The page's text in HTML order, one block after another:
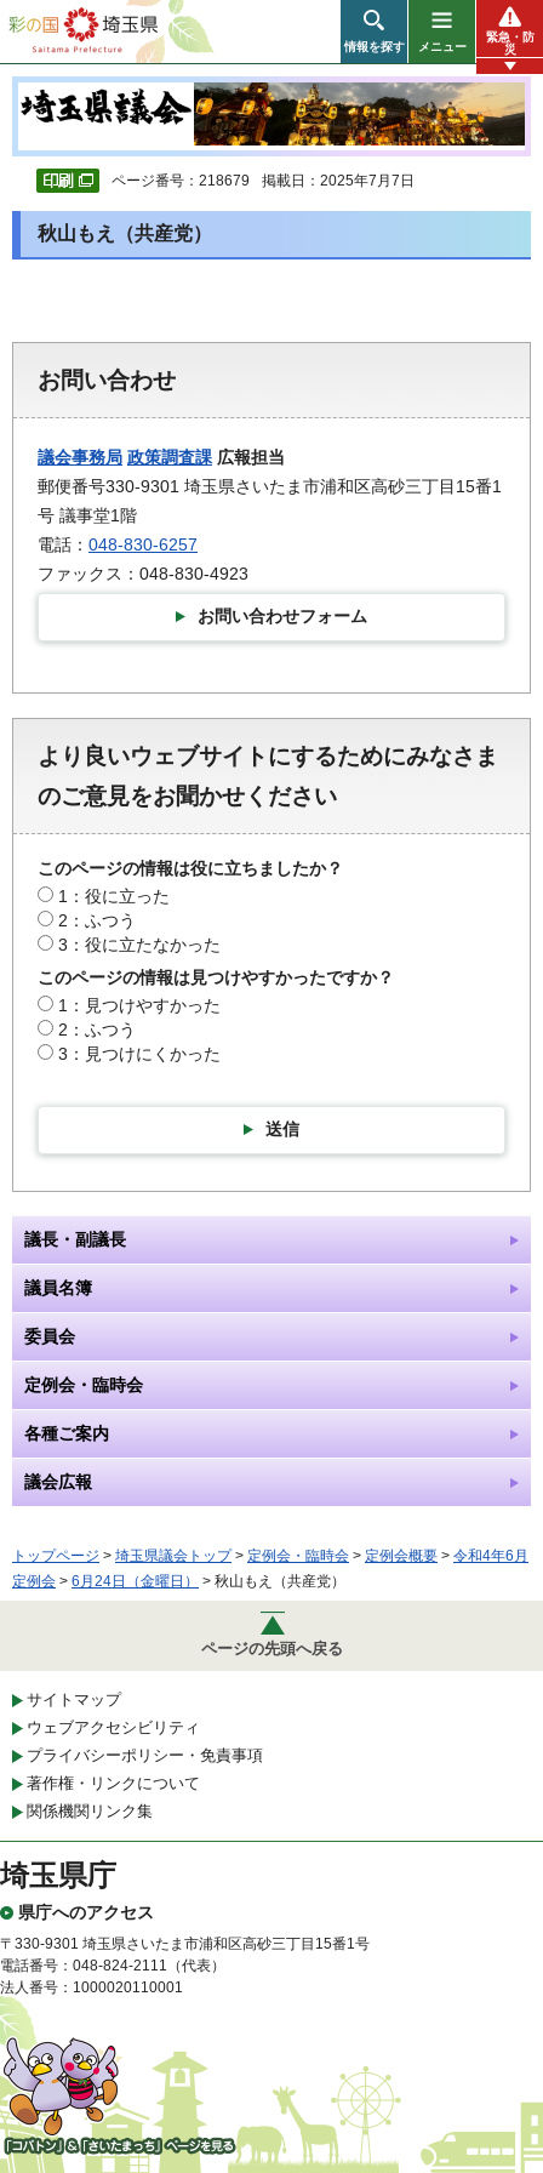
彩の国 埼玉県
情報を探す メニュー
緊急・防
災
ページ番号：218679 掲載日：2025年7月7日
秋山もえ（共産党）
お問い合わせ
議会事務局 政策調査課 広報担当
郵便番号330-9301 埼玉県さいたま市浦和区高砂三丁目15番1
号 議事堂1階
電話： 048-830-6257
ファックス：048-830-4923
お問い合わせフォーム
より良いウェブサイトにするためにみなさま
のご意見をお聞かせください
このページの情報は役に立ちましたか？
1：役に立った
2：ふつう
3：役に立たなかった
このページの情報は見つけやすかったですか？
1：見つけやすかった
2：ふつう
3：見つけにくかった
送信
議長・副議長
議員名簿
委員会
定例会・臨時会
各種ご案内
議会広報
トップページ > 埼玉県議会トップ> 定例会・臨時会 > 定例会概要 > 令和4年6月
定例会 > 6月24日（金曜日） > 秋山もえ（共産党）
ページの先頭へ戻る
サイトマップ
ウェブアクセシビリティ
プライバシーポリシー・免責事項
著作権・リンクについて
関係機関リンク集
埼玉県庁
県庁へのアクセス
〒330-9301 埼玉県さいたま市浦和区高砂三丁目15番1号
電話番号：048-824-2111（代表）
法人番号：1000020110001
「コバトン」&「さいたまっ